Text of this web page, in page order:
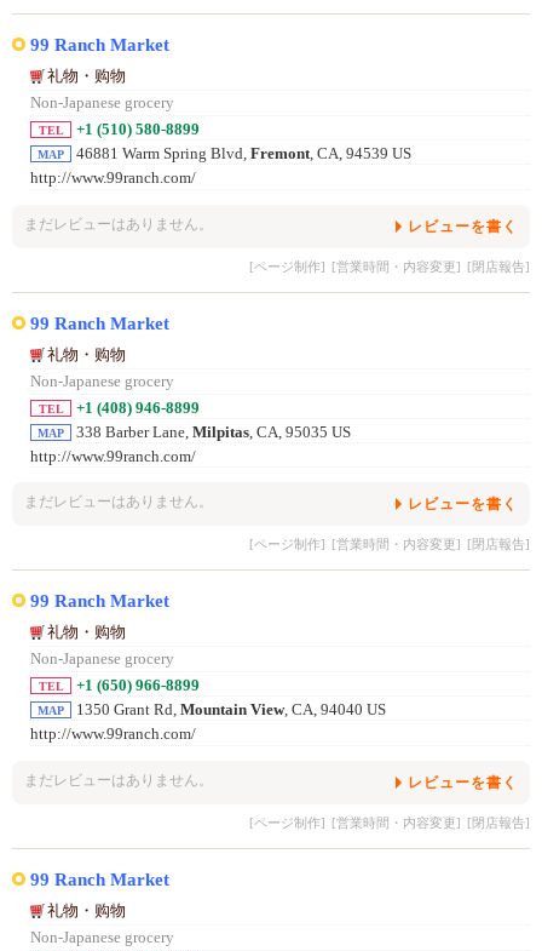
99 Ranch Market
礼物・购物
Non-Japanese grocery
TEL +1 (510) 580-8899
MAP 46881 Warm Spring Blvd, Fremont, CA, 94539 US
http://www.99ranch.com/
まだレビューはありません。 レビューを書く
[ページ制作] [営業時間・内容変更] [閉店報告]
99 Ranch Market
礼物・购物
Non-Japanese grocery
TEL +1 (408) 946-8899
MAP 338 Barber Lane, Milpitas , CA, 95035 US
http://www.99ranch.com/
まだレビューはありません。 レビューを書く
[ページ制作] [営業時間・内容変更] [閉店報告]
99 Ranch Market
礼物・购物
Non-Japanese grocery
TEL +1 (650) 966-8899
MAP 1350 Grant Rd, Mountain View, CA, 94040 US
http://www.99ranch.com/
まだレビューはありません。 レビューを書く
[ページ制作] [営業時間・内容変更] [閉店報告]
99 Ranch Market
礼物・购物
Non-Japanese grocery